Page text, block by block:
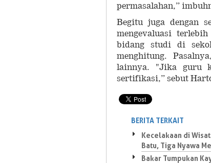
permasalahan,”
Begitu juga dengan
mengevaluasi
bidang studi di
menghitung.
lainnya. "Jika guru
sertifikasi,” sebut
BERITA TERKAIT
Kecelakaan di
Batu, Tiga Nyawa
Bakar Tumpukan